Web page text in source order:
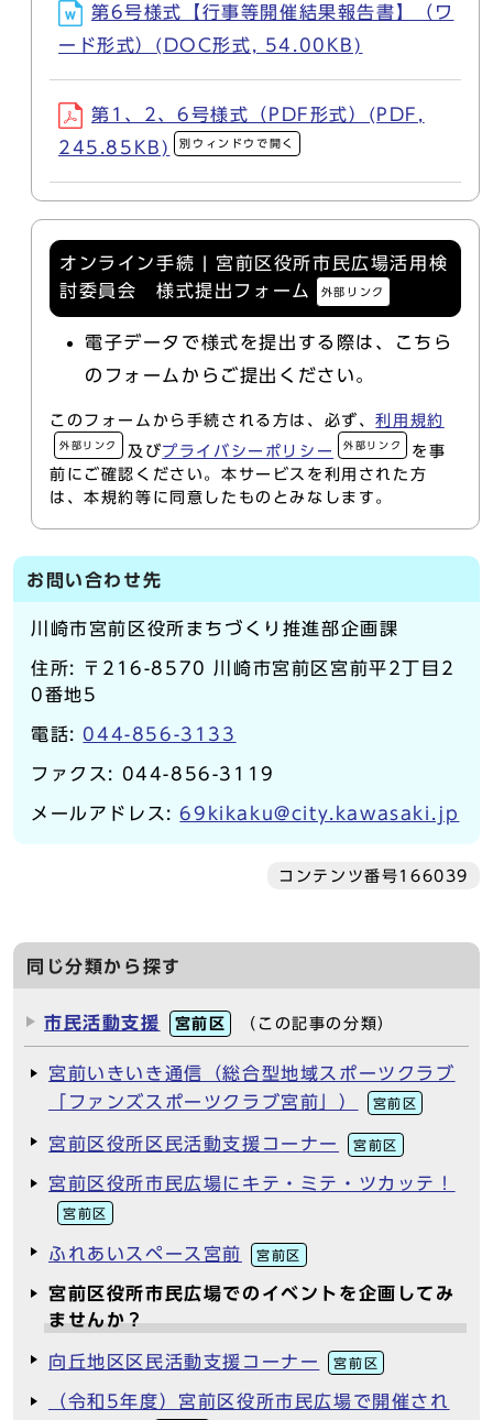
第6号様式【行事等開催結果報告書】（ワ
ード形式）(DOC形式, 54.00KB)
第1、2、6号様式（PDF形式）(PDF,
245.85KB)
別ウィンドウで開く
オンライン手続 | 宮前区役所市民広場活用検
討委員会 様式提出フォーム
外部リンク
電子データで様式を提出する際は、こちら
のフォームからご提出ください。
このフォームから手続される方は、必ず、利用規約
外部リンク 及びプライバシーポリシー 外部リンク
を事
前にご確認ください。本サービスを利用された方
は、本規約等に同意したものとみなします。
お問い合わせ先
川崎市宮前区役所まちづくり推進部企画課
住所: 〒216-8570 川崎市宮前区宮前平2丁目2
0番地5
電話: 044-856-3133
ファクス: 044-856-3119
メールアドレス:69kikaku@city.kawasaki.jp
コンテンツ番号166039
同じ分類から探す
市民活動支援 宮前区 （この記事の分類）
宮前いきいき通信（総合型地域スポーツクラブ
「ファンズスポーツクラブ宮前」）
宮前区
宮前区役所区民活動支援コーナー 宮前区
宮前区役所市民広場にキテ・ミテ・ツカッテ！
宮前区
ふれあいスペース宮前 宮前区
宮前区役所市民広場でのイベントを企画してみ
ませんか？
向丘地区区民活動支援コーナー 宮前区
（令和5年度）宮前区役所市民広場で開催され